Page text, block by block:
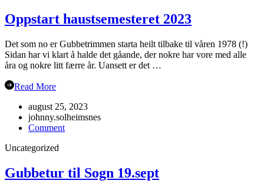
Oppstart haustsemesteret 2023
Det som no er Gubbetrimmen starta heilt tilbake til våren 1978 (!)
Sidan har vi klart å halde det gåande, der nokre har vore med alle
åra og nokre litt færre år. Uansett er det …
Read More
august 25, 2023
johnny.solheimsnes
Commenton
Uncategorized
Gubbetur til Sogn 19.sept